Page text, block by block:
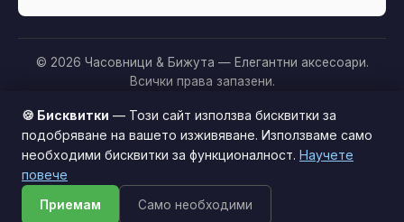
© 2026 Часовници & Бижута — Елегантни аксесоари.
Всички права запазени.
Партньорско разкриване:
Този сайт е независим и
съдържа партньорски (affiliate) линкове. Когато купите
продукт през тях, може да получим малка комисиона от
това да оскъпява покупката за вас. Това
ни помага да поддържаме сайта безплатен.
печелим »
Този сайт използва бисквитки за по-добро
Приемам
🍪 Бисквитки — Този сайт използва бисквитки за
подобряване на вашето изживяване. Използваме само
необходими бисквитки за функционалност. Научете
повече
Приемам Само необходими